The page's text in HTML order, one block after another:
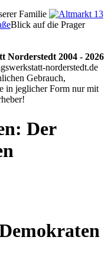
Familie
Blick auf die Prager
2004 - 2026
norderstedt.de
Gebrauch,
in jeglicher Form nur mit
Der